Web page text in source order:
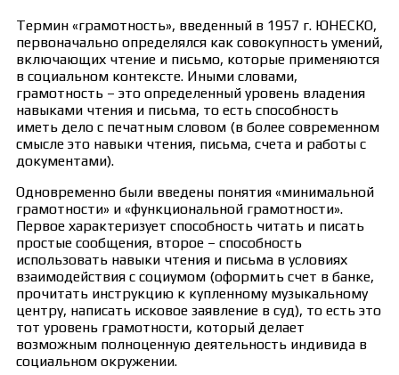
Термин «грамотность», введенный в 1957 г. ЮНЕСКО,
первоначально определялся как совокупность умений,
включающих чтение и письмо, которые применяются
в социальном контексте. Иными словами,
грамотность – это определенный уровень владения
навыками чтения и письма, то есть способность
иметь дело с печатным словом (в более современном
смысле это навыки чтения, письма, счета и работы с
документами).
Одновременно были введены понятия «минимальной
грамотности» и «функциональной грамотности».
Первое характеризует способность читать и писать
простые сообщения, второе – способность
использовать навыки чтения и письма в условиях
взаимодействия с социумом (оформить счет в банке,
прочитать инструкцию к купленному музыкальному
центру, написать исковое заявление в суд), то есть это
тот уровень грамотности, который делает
возможным полноценную деятельность индивида в
социальном окружении.